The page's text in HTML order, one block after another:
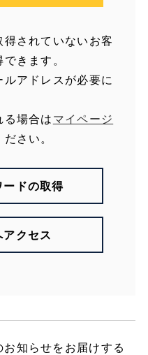
されていないお客
きます。
ルアドレスが必要に
る場合は マイページ
さい。
ードの取得
アクセス
知らせをお届けする